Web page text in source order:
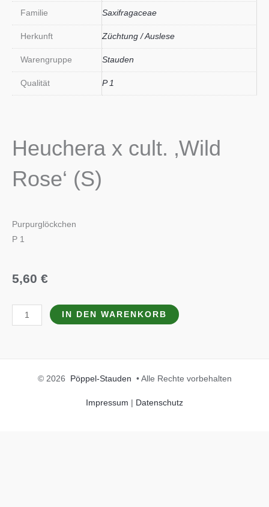
Familie Saxifragaceae
Herkunft Züchtung / Auslese
Warengruppe Stauden
Qualität P 1
Heuchera x cult. ‚Wild
Rose‘ (S)
Purpurglöckchen
P 1
5,60 €
Heuchera
x
IN DEN WARENKORB
© 2026 Pöppel-Stauden • Alle Rechte vorbehalten
Impressum | Datenschutz